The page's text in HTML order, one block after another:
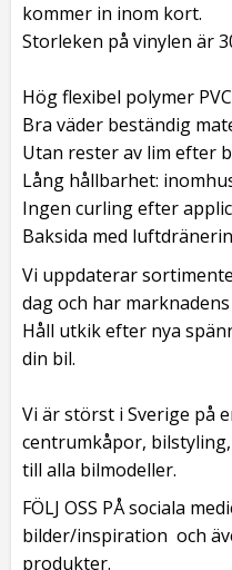
kommer in inom kort.
Storleken på vinylen är
Hög flexibel polymer
Bra väder beständig
Utan rester av lim efter
Lång hållbarhet:
Ingen curling efter
Baksida med
Vi uppdaterar
dag och har
Håll utkik efter nya
din bil.
Vi är störst i Sverige på
centrumkåpor,
till alla bilmodeller.
FÖLJ OSS PÅ sociala
bilder/inspiration och
produkter.